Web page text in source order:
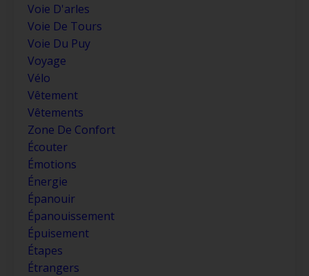
Voie D'arles
Voie De Tours
Voie Du Puy
Voyage
Vélo
Vêtement
Vêtements
Zone De Confort
Écouter
Émotions
Énergie
Épanouir
Épanouissement
Épuisement
Étapes
Étrangers